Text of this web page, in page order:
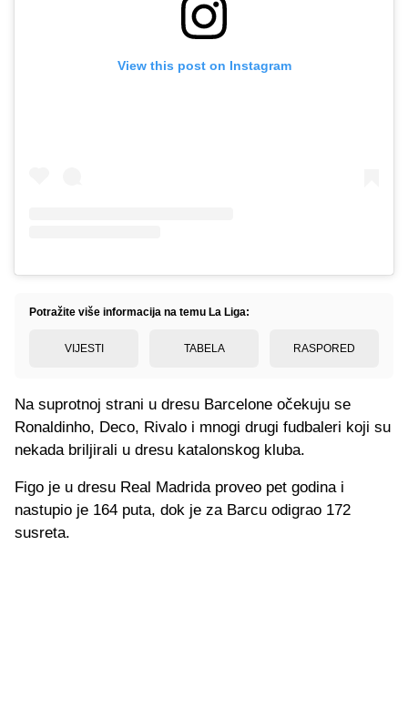
View this post on Instagram
Potražite više informacija na temu La Liga:
VIJESTI TABELA RASPORED
Na suprotnoj strani u dresu Barcelone očekuju se
Ronaldinho, Deco, Rivalo i mnogi drugi fudbaleri koji su
nekada briljirali u dresu katalonskog kluba.
Figo je u dresu Real Madrida proveo pet godina i
nastupio je 164 puta, dok je za Barcu odigrao 172
susreta.